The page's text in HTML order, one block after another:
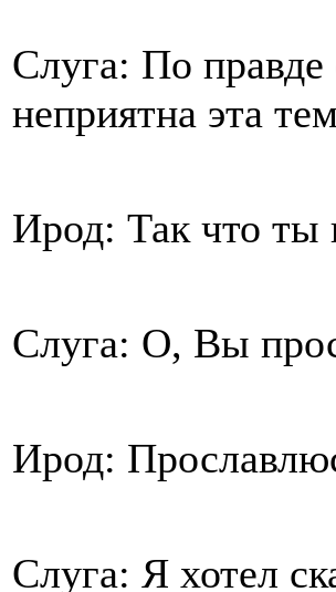
Слуга: По правде
неприятна эта
Ирод: Так что ты
Слуга: О, Вы
Ирод:
Слуга: Я хотел